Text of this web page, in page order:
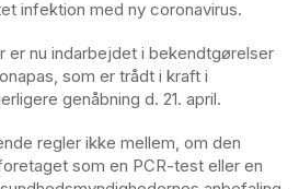
infektion med ny coronavirus.
er nu indarbejdet i bekendtgørelser
som er trådt i kraft i
genåbning d. 21. april.
regler ikke mellem, om den
som en PCR-test eller en